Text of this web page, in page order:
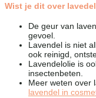
Wist je dit over
De geur van
gevoel.
Lavendel is niet
ook reinigd,
Lavendelolie is
insectenbeten.
Meer weten over
lavendel in